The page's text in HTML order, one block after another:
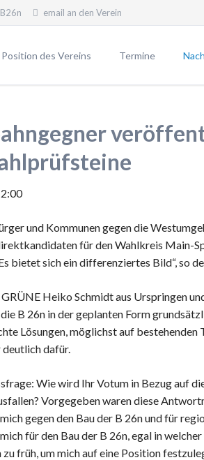
email an den Verein
Position des Vereins
- warum?
gegen die B26n
Termine
und Kommunen gegen die
für den Wahlkreis Main-
bietet sich ein differenziertes Bild“, so
Heiko Schmidt aus Urspringen
B 26n in der geplanten Form
Lösungen, möglichst auf bestehenden
dafür.
Wie wird Ihr Votum in Bezug auf
Vorgegeben waren diese
gegen den Bau der B 26n und für
für den Bau der B 26n, egal in
zu früh, um mich auf eine Position